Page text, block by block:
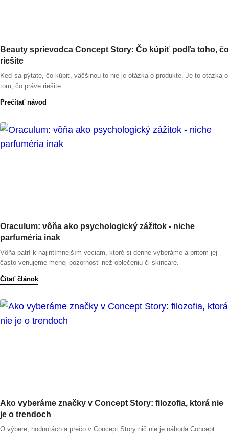
Beauty sprievodca Concept Story: Čo kúpiť podľa toho, čo
riešite
Keď sa pýtate, čo kúpiť, väčšinou to nie je otázka o produkte. Je to otázka o
tom, čo práve riešite.
Prečítať návod
Oraculum: vôňa ako psychologický zážitok - niche
parfuméria inak
Vôňa patrí k najintímnejším veciam, ktoré si denne vyberáme a pritom jej
často venujeme menej pozornosti než oblečeniu či skincare.
Čítať článok
Ako vyberáme značky v Concept Story: filozofia, ktorá nie
je o trendoch
O výbere, hodnotách a prečo v Concept Story nič nie je náhoda Concept